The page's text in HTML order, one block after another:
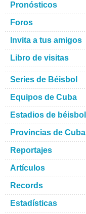
Pronósticos
Foros
Invita a tus amigos
Libro de visitas
Series de Béisbol
Equipos de Cuba
Estadios de béisbol
Provincias de Cuba
Reportajes
Artículos
Records
Estadísticas